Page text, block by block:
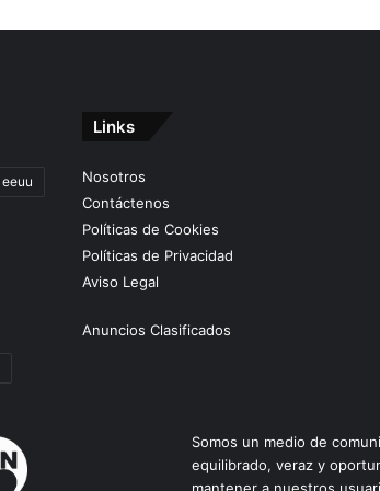
eeuu
Links
Nosotros
Contáctenos
Políticas de Cookies
Políticas de Privacidad
Aviso Legal
Anuncios Clasificados
Somos un medio de
equilibrado, veraz y